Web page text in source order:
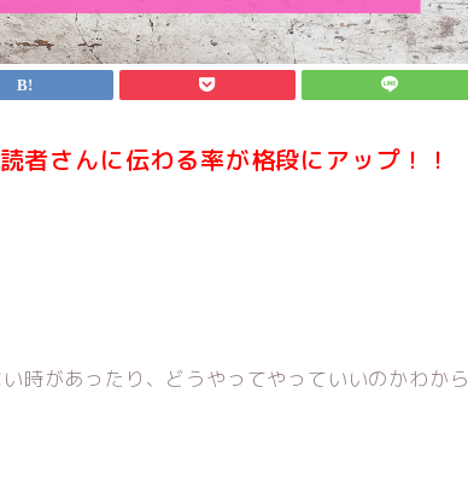
者さんに伝わる率が格段にアップ！！
時があったり、どうやってやっていいのかわから